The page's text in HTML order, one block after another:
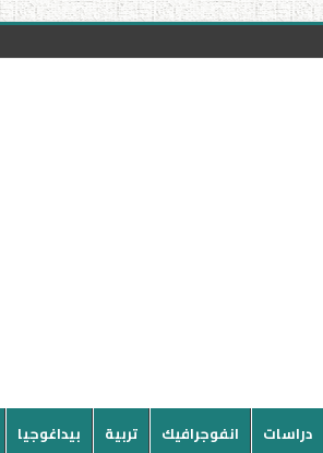
دراسات انفوجرافيك تربية بيداغوجيا